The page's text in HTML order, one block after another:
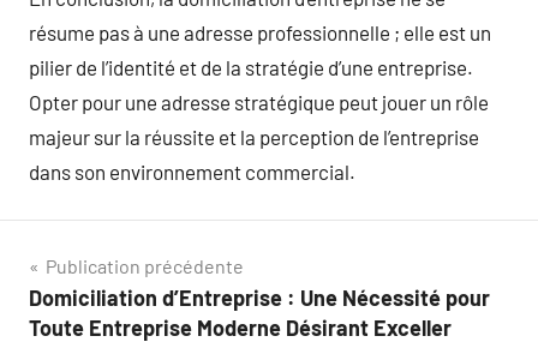
résume pas à une adresse professionnelle ; elle est un
pilier de l’identité et de la stratégie d’une entreprise.
Opter pour une adresse stratégique peut jouer un rôle
majeur sur la réussite et la perception de l’entreprise
dans son environnement commercial.
Navigation
de
Publication précédente
Domiciliation d’Entreprise : Une Nécessité pour
Toute Entreprise Moderne Désirant Exceller